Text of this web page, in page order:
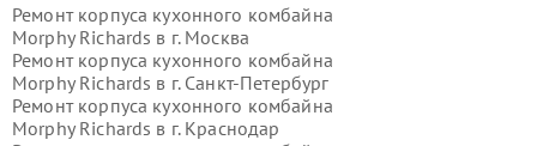
Ремонт корпуса кухонного комбайна
Morphy Richards в г. Москва
Ремонт корпуса кухонного комбайна
Morphy Richards в г. Санкт-Петербург
Ремонт корпуса кухонного комбайна
Morphy Richards в г. Краснодар